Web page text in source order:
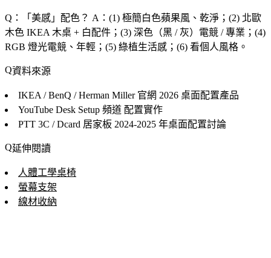
Q：「 美感 」配色？ A：(1) 極簡白色蘋果風、乾淨；(2) 北歐
木色 IKEA 木桌 + 白配件；(3) 深色（黑 / 灰）電競 / 專業；(4)
RGB 燈光電競、年輕；(5) 綠植生活感；(6) 看個人風格。
資料來源
IKEA / BenQ / Herman Miller 官網 2026 桌面配置產品
YouTube Desk Setup 頻道 配置實作
PTT 3C / Dcard 居家板 2024-2025 年桌面配置討論
延伸閱讀
人體工學桌椅
螢幕支架
線材收納